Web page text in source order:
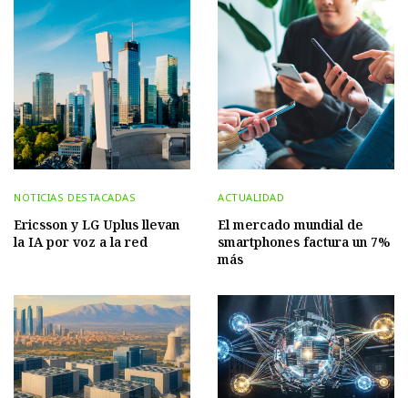
NOTICIAS DESTACADAS
Ericsson y LG Uplus llevan
la IA por voz a la red
ACTUALIDAD
El mercado mundial de
smartphones factura un 7%
más